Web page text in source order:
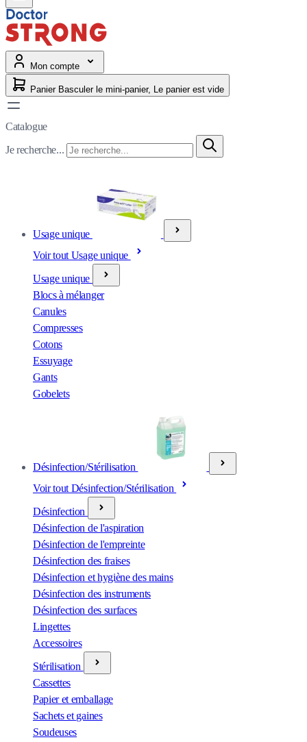
Mon compte
Panier Basculer le mini-panier, Le panier est vide
Catalogue
Je recherche...
Usage unique
Voir tout Usage unique
Usage unique
Blocs à mélanger
Canules
Compresses
Cotons
Essuyage
Gants
Gobelets
Désinfection/Stérilisation
Voir tout Désinfection/Stérilisation
Désinfection
Désinfection de l'aspiration
Désinfection de l'empreinte
Désinfection des fraises
Désinfection et hygiène des mains
Désinfection des instruments
Désinfection des surfaces
Lingettes
Accessoires
Stérilisation
Cassettes
Papier et emballage
Sachets et gaines
Soudeuses